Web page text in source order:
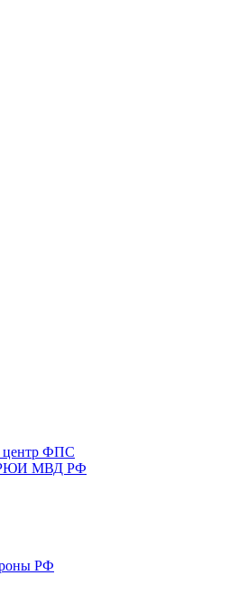
центр ФПС
РЮИ МВД РФ
РФ